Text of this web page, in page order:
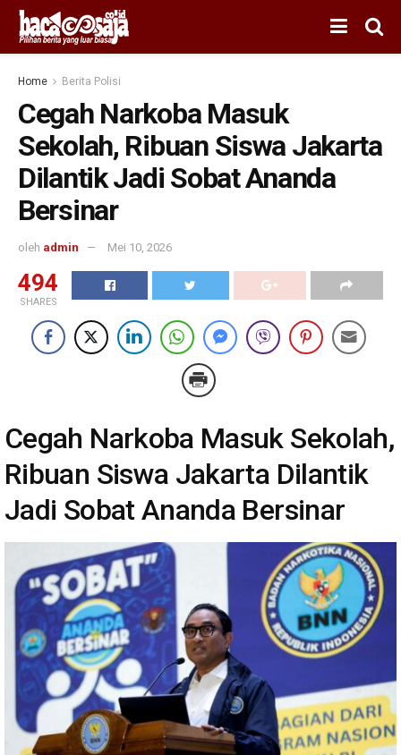
Home Berita Polisi
Cegah Narkoba Masuk
Sekolah, Ribuan Siswa Jakarta
Dilantik Jadi Sobat Ananda
Bersinar
oleh admin Mei 10, 2026
494
SHARES
Cegah Narkoba Masuk Sekolah,
Ribuan Siswa Jakarta Dilantik
Jadi Sobat Ananda Bersinar